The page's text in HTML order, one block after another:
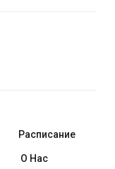
Расписание
О Нас